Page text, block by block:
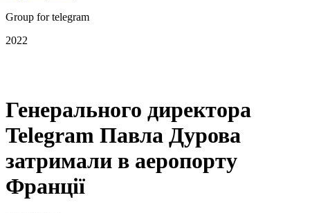
Group for telegram
2022
Генерального директора
Telegram Павла Дурова
затримали в аеропорту
Франції